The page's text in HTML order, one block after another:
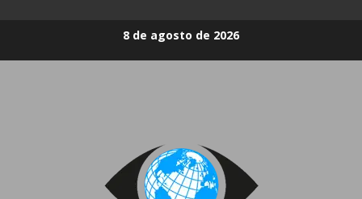
8 de agosto de 2026